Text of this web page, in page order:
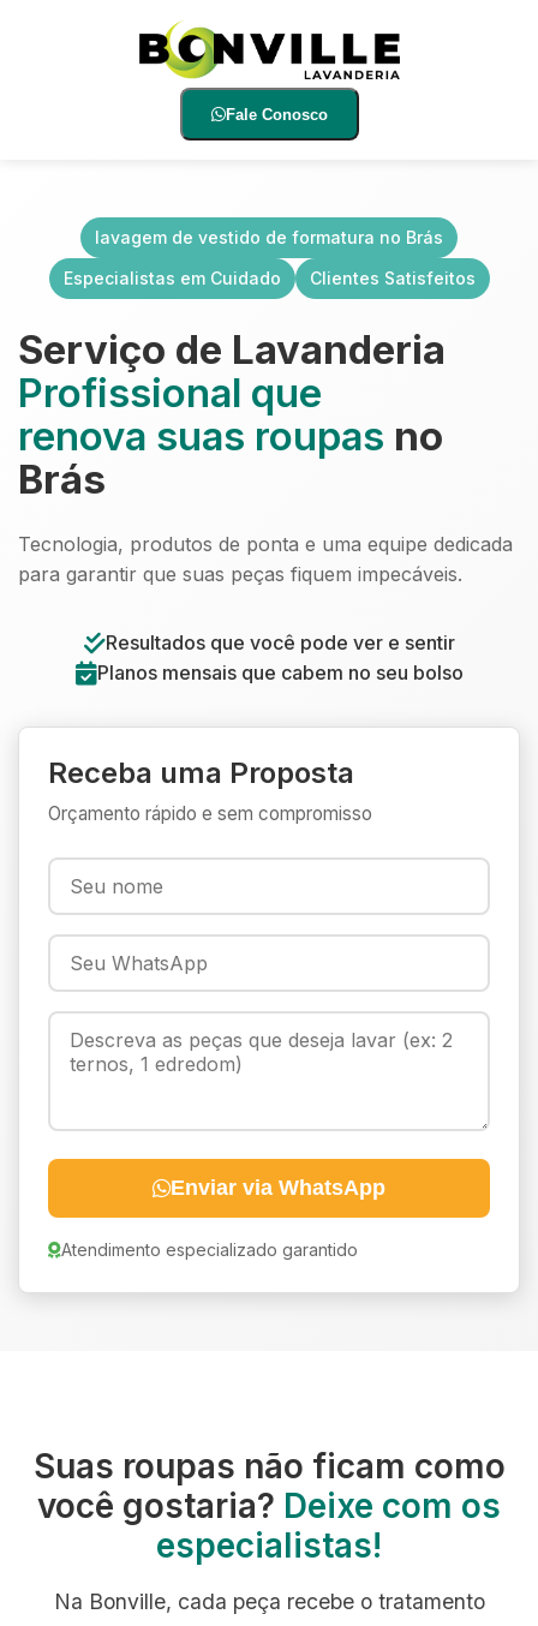
Fale Conosco
lavagem de vestido de formatura no Brás
Especialistas em Cuidado
Clientes Satisfeitos
Serviço de Lavanderia
Profissional que
renova suas roupas no
Brás
Tecnologia, produtos de ponta e uma equipe dedicada
para garantir que suas peças fiquem impecáveis.
Resultados que você pode ver e sentir
Planos mensais que cabem no seu bolso
Receba uma Proposta
Orçamento rápido e sem compromisso
Enviar via WhatsApp
Atendimento especializado garantido
Suas roupas não ficam como
você gostaria? Deixe com os
especialistas!
Na Bonville, cada peça recebe o tratamento